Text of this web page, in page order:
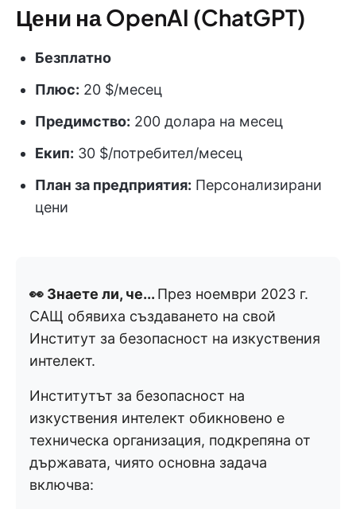
Цени на OpenAI (ChatGPT)
Безплатно
Плюс: 20 $/месец
Предимство: 200 долара на месец
Екип: 30 $/потребител/месец
План за предприятия: Персонализирани
цени
👀 Знаете ли, че... През ноември 2023 г.
САЩ обявиха създаването на свой
Институт за безопасност на изкуствения
интелект.
Институтът за безопасност на
изкуствения интелект обикновено е
техническа организация, подкрепяна от
държавата, чиято основна задача
включва: